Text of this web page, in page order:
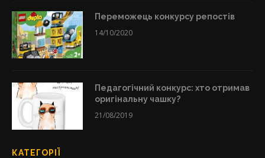
Переможець конкурсу репостів
14/10/2020
Педагогічний конкурс: хто отримав
оригінальну чашку?
21/08/2019
КАТЕГОРІЇ